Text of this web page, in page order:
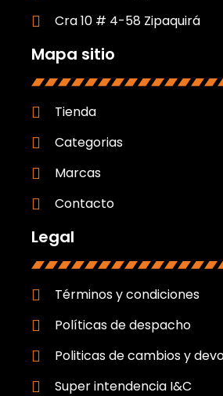
Cra 10 # 4-58 Zipaquirá
Mapa sitio
Tienda
Categorias
Marcas
Contacto
Legal
Términos y condiciones
Políticas de despacho
Politicas de cambios y
Super intendencia I&C